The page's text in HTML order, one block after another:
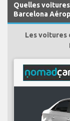
Quelles
Barcelona
Les voitures